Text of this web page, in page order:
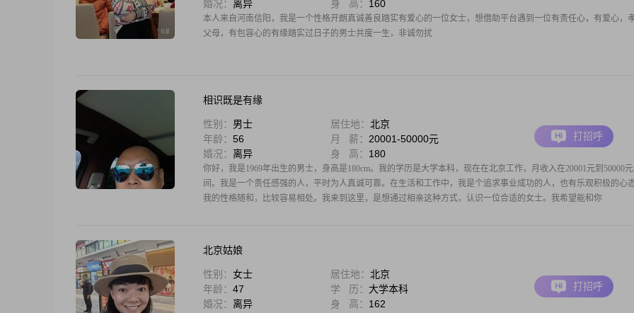
婚况： 离异 身 高： 160
本人来自河南信阳，我是一个性格开朗真诚善良踏实有爱心的一位女士，想借助平台遇到一位有责任心，有爱心，
父母，有包容心的有缘踏实过日子的男士共度一生，非诚勿扰
相识既是有缘
性别： 男士 居住地： 北京
年龄： 56 月 薪： 20001-50000元
婚况： 离异 身 高： 180
你好，我是1969年出生的男士，身高是180cm。我的学历是大学本科，现在在北京工作，月收入在20001元到50000
间。我是一个责任感强的人，平时为人真诚可靠。在生活和工作中，我是个追求事业成功的人，也有乐观积极的心态
我的性格随和，比较容易相处。我来到这里，是想通过相亲这种方式，认识一位合适的女士。我希望能和你
打招呼
北京姑娘
性别： 女士 居住地： 北京
年龄： 47 学 历： 大学本科
婚况： 离异 身 高： 162
打招呼